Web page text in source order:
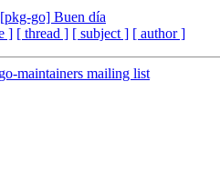
[pkg-go] Buen día
] [ thread ] [ subject ] [ author ]
maintainers mailing list